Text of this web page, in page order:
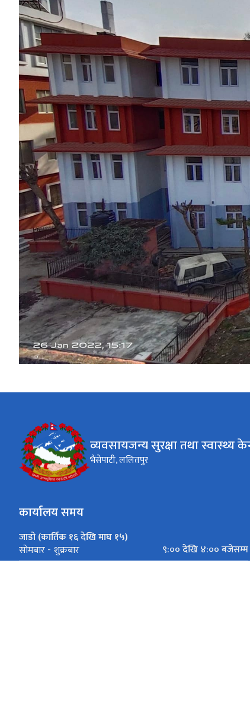
व्यवसायजन्य सुरक्षा तथा स्वास्थ्य
भैंसेपाटी, ललितपुर
कार्यालय समय
जाडो (कार्तिक १६ देखि माघ १५)
सोमबार - शुक्रबार
९:०० देखि ४:०० बजेसम्म